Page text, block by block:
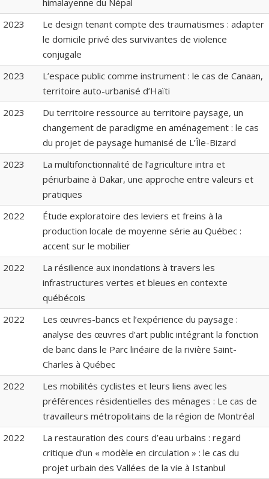
2023
Le design tenant compte des traumatismes : adapter
le domicile privé des survivantes de violence
conjugale
2023
L’espace public comme instrument : le cas de Canaan,
territoire auto-urbanisé d’Haïti
2023
Du territoire ressource au territoire paysage, un
changement de paradigme en aménagement : le cas
du projet de paysage humanisé de L’Île-Bizard
2023
La multifonctionnalité de l’agriculture intra et
périurbaine à Dakar, une approche entre valeurs et
pratiques
2022
Étude exploratoire des leviers et freins à la
production locale de moyenne série au Québec :
accent sur le mobilier
2022
La résilience aux inondations à travers les
infrastructures vertes et bleues en contexte
québécois
2022
Les œuvres-bancs et l’expérience du paysage :
analyse des œuvres d’art public intégrant la fonction
de banc dans le Parc linéaire de la rivière Saint-
Charles à Québec
2022
Les mobilités cyclistes et leurs liens avec les
préférences résidentielles des ménages : Le cas de
travailleurs métropolitains de la région de Montréal
2022
La restauration des cours d’eau urbains : regard
critique d’un « modèle en circulation » : le cas du
projet urbain des Vallées de la vie à Istanbul